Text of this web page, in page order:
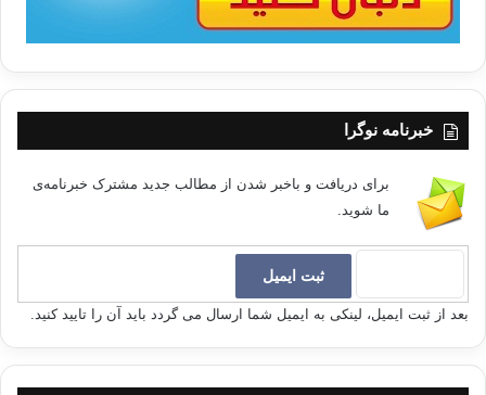
خبرنامه نوگرا
برای دریافت و باخبر شدن از مطالب جدید مشترک خبرنامه‌ی
ما شوید.
بعد از ثبت ایمیل، لینکی به ایمیل شما ارسال می گردد باید آن را تایید کنید.